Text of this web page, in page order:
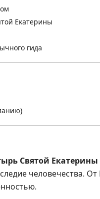
Екатерины
гида
Святой
человечества.